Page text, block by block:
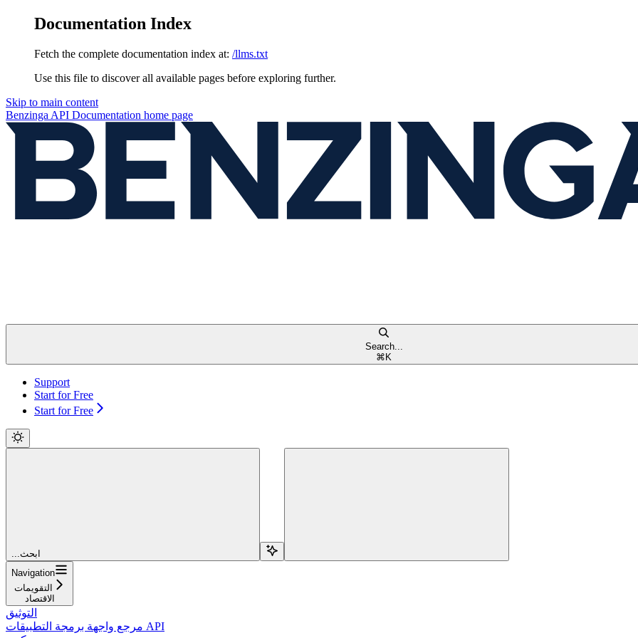
Documentation Index
Fetch the complete documentation index at: /llms.txt
Use this file to discover all available pages before exploring further.
Skip to main content
Benzinga API Documentation home page
Search...
⌘ K
Support
Start for Free
Start for Free
...ابحث
Navigation
التقويمات
الاقتصاد
التوثيق
مرجع واجهة برمجة التطبيقات API